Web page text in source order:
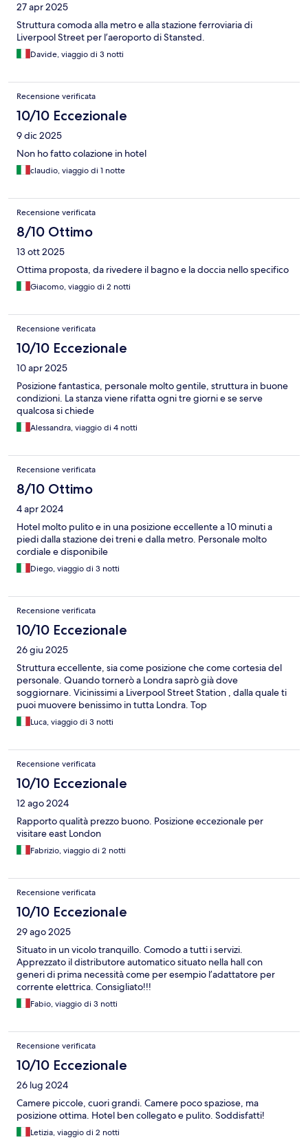
27 apr 2025
Struttura comoda alla metro e alla stazione ferroviaria di
Liverpool Street per l’aeroporto di Stansted.
Davide, viaggio di 3 notti
Recensione verificata
10/10 Eccezionale
9 dic 2025
Non ho fatto colazione in hotel
claudio, viaggio di 1 notte
Recensione verificata
8/10 Ottimo
13 ott 2025
Ottima proposta, da rivedere il bagno e la doccia nello specifico
Giacomo, viaggio di 2 notti
Recensione verificata
10/10 Eccezionale
10 apr 2025
Posizione fantastica, personale molto gentile, struttura in buone
condizioni. La stanza viene rifatta ogni tre giorni e se serve
qualcosa si chiede
Alessandra, viaggio di 4 notti
Recensione verificata
8/10 Ottimo
4 apr 2024
Hotel molto pulito e in una posizione eccellente a 10 minuti a
piedi dalla stazione dei treni e dalla metro. Personale molto
cordiale e disponibile
Diego, viaggio di 3 notti
Recensione verificata
10/10 Eccezionale
26 giu 2025
Struttura eccellente, sia come posizione che come cortesia del
personale. Quando tornerò a Londra saprò già dove
soggiornare. Vicinissimi a Liverpool Street Station , dalla quale ti
puoi muovere benissimo in tutta Londra. Top
Luca, viaggio di 3 notti
Recensione verificata
10/10 Eccezionale
12 ago 2024
Rapporto qualità prezzo buono. Posizione eccezionale per
visitare east London
Fabrizio, viaggio di 2 notti
Recensione verificata
10/10 Eccezionale
29 ago 2025
Situato in un vicolo tranquillo. Comodo a tutti i servizi.
Apprezzato il distributore automatico situato nella hall con
generi di prima necessità come per esempio l’adattatore per
corrente elettrica. Consigliato!!!
Fabio, viaggio di 3 notti
Recensione verificata
10/10 Eccezionale
26 lug 2024
Camere piccole, cuori grandi. Camere poco spaziose, ma
posizione ottima. Hotel ben collegato e pulito. Soddisfatti!
Letizia, viaggio di 2 notti